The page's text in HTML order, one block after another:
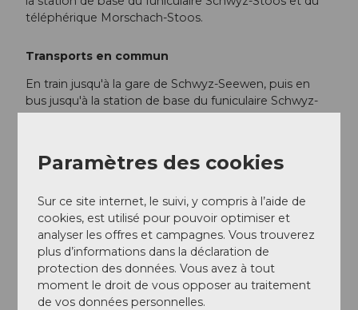
téléphérique Morschach-Stoos.
Transports en commun
En train jusqu'à la gare de Schwyz-Seewen, puis en
bus jusqu'à la station de base du funiculaire Schwyz-
Stoos (ligne 501 Schwyz - Muotathal) ou en train
station de base du petit téléphérique Morschach-
Stoos.
Informations supplémentaires / Liens
Informations quotidiennes actualisées sur les sentiers
ouverts à Stoos sur
www.stoos.ch/betriebsinformationen
Paramètres des cookies
Sur ce site internet, le suivi, y compris à l’aide de
cookies, est utilisé pour pouvoir optimiser et
analyser les offres et campagnes. Vous trouverez
plus d’informations dans la déclaration de
protection des données. Vous avez à tout
moment le droit de vous opposer au traitement
de vos données personnelles.